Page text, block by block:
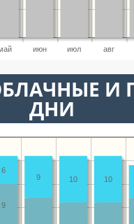
июн июл авг
И
ДНИ
9
10
10
9
6